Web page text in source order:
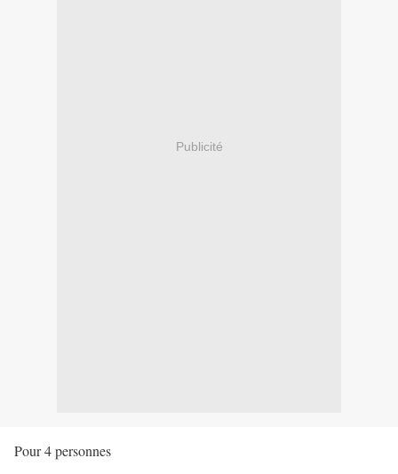
Publicité
Pour 4 personnes